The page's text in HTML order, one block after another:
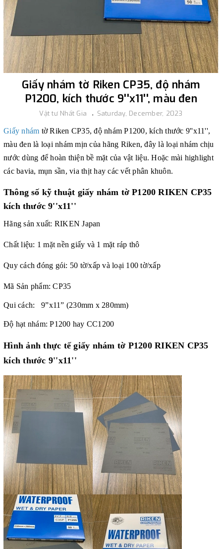
Giấy nhám tờ Riken CP35, độ nhám
P1200, kích thước 9''x11'', màu đen
Vật tư Nhất Gia Saturday, December, 2023
Giấy nhám tờ Riken CP35, độ nhám P1200, kích thước 9''x11'',
màu đen là loại nhám mịn của hãng Riken, đây là loại nhám chịu
nước dùng để hoàn thiện bề mặt của vật liệu. Hoặc mài highlight
các bavia, mụn sần, via thịt hay các vết phân khuôn.
Thông số kỹ thuật giấy nhám tờ P1200 RIKEN CP35
kích thước 9''x11''
Hãng sản xuất: RIKEN Japan
Chất liệu: 1 mặt nền giấy và 1 mặt ráp thô
Quy cách đóng gói: 50 tờ/xấp và loại 100 tờ/xấp
Mã Sản phẩm: CP35
Qui cách: 9”x11” (230mm x 280mm)
Độ hạt nhám: P1200 hay CC1200
Hình ảnh thực tế giấy nhám tờ P1200 RIKEN CP35
kích thước 9''x11''